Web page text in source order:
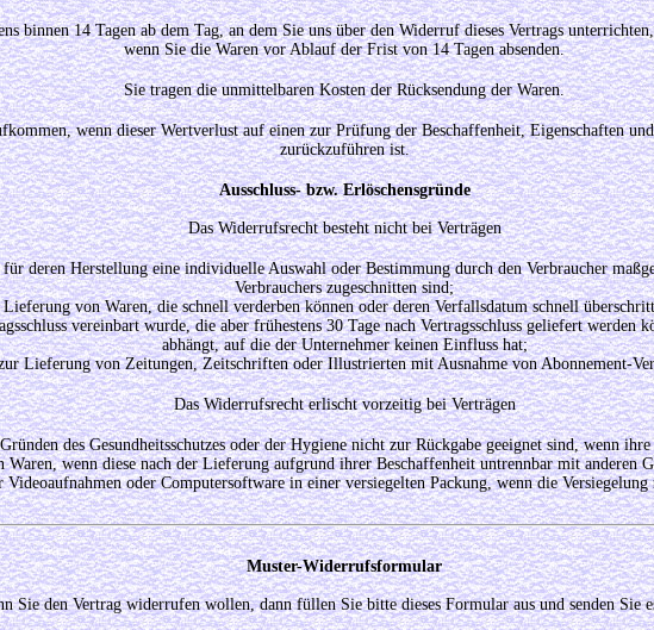
binnen 14Tagen ab dem Tag, an dem Sie uns über den Widerruf dieses Vertrags
wenn Sie die Waren vor Ablauf der Frist von14 Tagenabsenden.
Sie tragen die unmittelbaren Kosten der Rücksendung der Waren.
wenn dieser Wertverlust auf einen zur Prüfung der Beschaffenheit, Eigenschaften
zurückzuführen ist.
Ausschluss- bzw. Erlöschensgründe
Das Widerrufsrecht besteht nicht bei Verträgen
deren Herstellung eine individuelle Auswahl oder Bestimmung durch den Verbraucher
Verbrauchers zugeschnitten sind;
von Waren, die schnell verderben können oder deren Verfallsdatum schnell
vereinbart wurde, die aber frühestens 30 Tage nach Vertragsschluss geliefert
abhängt, auf die der Unternehmer keinen Einfluss hat;
Lieferung von Zeitungen, Zeitschriften oder Illustrierten mit Ausnahme von Abonnement-
Das Widerrufsrecht erlischt vorzeitig bei Verträgen
des Gesundheitsschutzes oder der Hygiene nicht zur Rückgabe geeignet sind, wenn
wenn diese nach der Lieferung aufgrund ihrer Beschaffenheit untrennbar mit anderen
oder Computersoftware in einer versiegelten Packung, wenn die
Muster-Widerrufsformular
Sie den Vertrag widerrufen wollen, dann füllen Sie bitte dieses Formular aus und senden Sie